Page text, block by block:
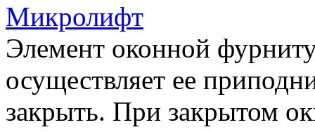
Микролифт
Элемент оконной
осуществляет ее
закрыть. При закрытом